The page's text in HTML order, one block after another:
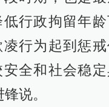
行政拘留年
凌行为起到惩
全和社会稳
说。